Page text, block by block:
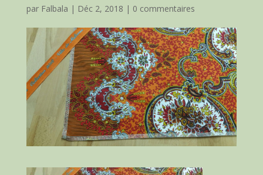
par Falbala | Déc 2, 2018 | 0 commentaires